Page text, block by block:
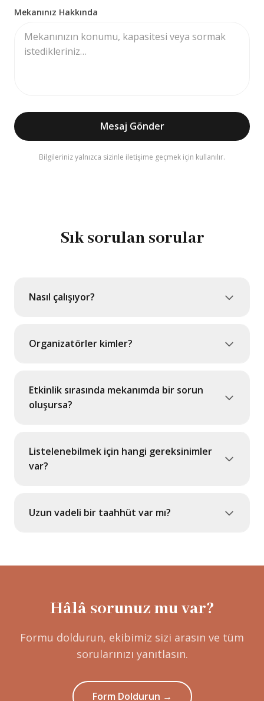
Mekanınız Hakkında
Mesaj Gönder
Bilgileriniz yalnızca sizinle iletişime geçmek için kullanılır.
Sık sorulan sorular
Nasıl çalışıyor?
Organizatörler kimler?
Etkinlik sırasında mekanımda bir sorun
oluşursa?
Listelenebilmek için hangi gereksinimler
var?
Uzun vadeli bir taahhüt var mı?
Hâlâ sorunuz mu var?
Formu doldurun, ekibimiz sizi arasın ve tüm
sorularınızı yanıtlasın.
Form Doldurun →